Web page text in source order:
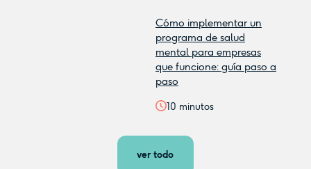
Cómo implementar un
programa de salud
mental para empresas
que funcione: guía paso a
paso
10 minutos
ver todo